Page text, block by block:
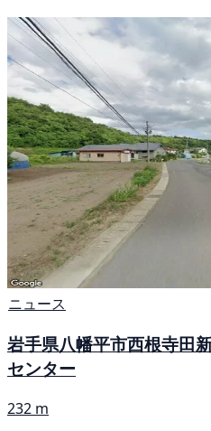
ニュース
岩手県八幡平市西根寺田
センター
232 m